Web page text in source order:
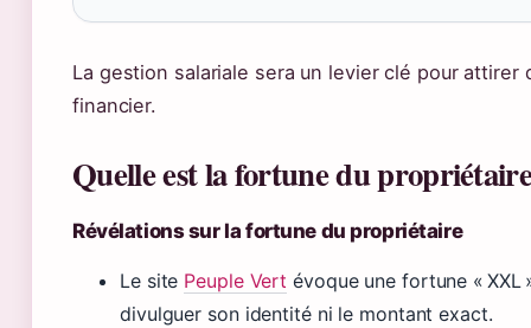
La gestion salariale sera un levier clé pour attirer
financier.
Quelle est la fortune du
Révélations sur la fortune du propriétaire
Le site Peuple Vert évoque une fortune « XXL
divulguer son identité ni le montant exact.